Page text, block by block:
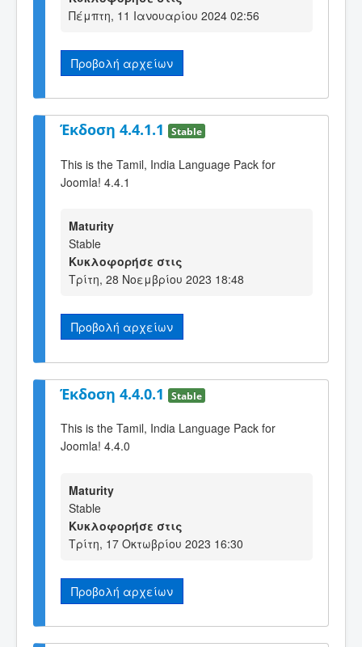
Πέμπτη, 11 Ιανουαρίου 2024 02:56
Προβολή αρχείων
Έκδοση 4.4.1.1 Stable
This is the Tamil, India Language Pack for
Joomla! 4.4.1
Maturity
Stable
Κυκλοφορήσε στις
Τρίτη, 28 Νοεμβρίου 2023 18:48
Προβολή αρχείων
Έκδοση 4.4.0.1 Stable
This is the Tamil, India Language Pack for
Joomla! 4.4.0
Maturity
Stable
Κυκλοφορήσε στις
Τρίτη, 17 Οκτωβρίου 2023 16:30
Προβολή αρχείων